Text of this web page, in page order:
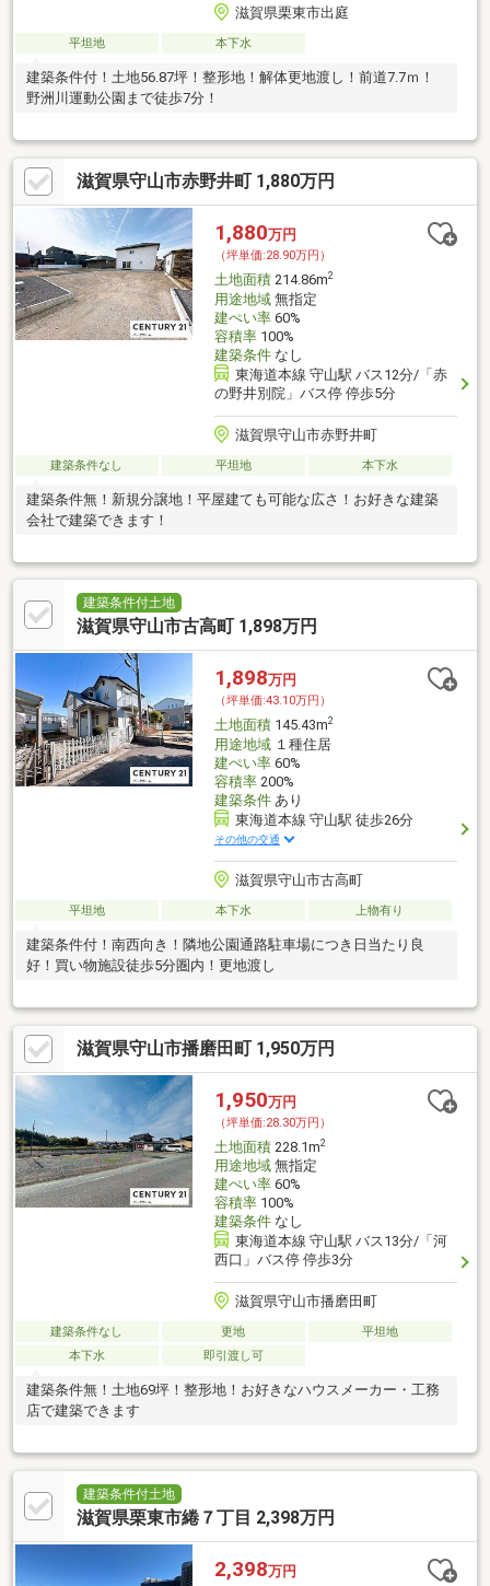
滋賀県栗東市出庭
平坦地 本下水
建築条件付！土地56.87坪！整形地！解体更地渡し！前道7.7ｍ！
野洲川運動公園まで徒歩7分！
滋賀県守山市赤野井町 1,880万円
1,880万円
（坪単価:28.90万円）
土地面積214.86m2
用途地域無指定
建ぺい率60%
容積率100%
建築条件なし
東海道本線 守山駅 バス12分/「赤
の野井別院」バス停 停歩5分
滋賀県守山市赤野井町
建築条件なし 平坦地 本下水
建築条件無！新規分譲地！平屋建ても可能な広さ！お好きな建築
会社で建築できます！
建築条件付土地
滋賀県守山市古高町 1,898万円
1,898万円
（坪単価:43.10万円）
土地面積145.43m2
用途地域１種住居
建ぺい率60%
容積率200%
建築条件あり
東海道本線 守山駅 徒歩26分
その他の交通
滋賀県守山市古高町
平坦地 本下水 上物有り
建築条件付！南西向き！隣地公園通路駐車場につき日当たり良
好！買い物施設徒歩5分圏内！更地渡し
滋賀県守山市播磨田町 1,950万円
1,950万円
（坪単価:28.30万円）
土地面積228.1m2
用途地域無指定
建ぺい率60%
容積率100%
建築条件なし
東海道本線 守山駅 バス13分/「河
西口」バス停 停歩3分
滋賀県守山市播磨田町
建築条件なし 更地
平坦地
本下水
即引渡し可
建築条件無！土地69坪！整形地！お好きなハウスメーカー・工務
店で建築できます
建築条件付土地
滋賀県栗東市綣７丁目 2,398万円
2,398万円